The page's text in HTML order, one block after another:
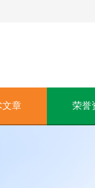
文章 荣誉